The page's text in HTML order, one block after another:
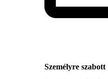
Személyre szabott